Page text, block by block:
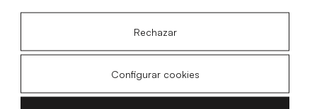
Rechazar
Configurar cookies